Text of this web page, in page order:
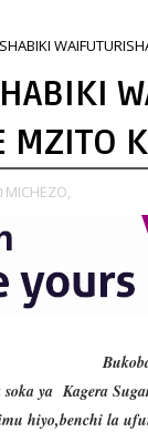
MZITO
MICHEZO,
soka ya Kagera
hiyo,benchi la